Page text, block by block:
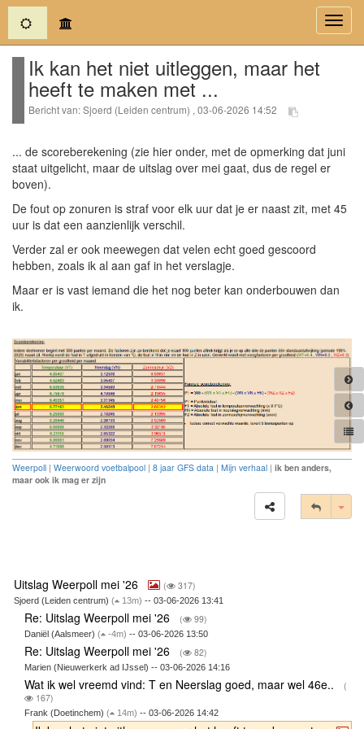
(current)
Ik kan het niet uitleggen, maar het
heeft te maken met ...
Bericht van: Sjoerd (Leiden centrum) , 03-06-2026 14:52
... de scoreberekening (zie hier onder, met de opmerking dat juni
staat uitgelicht, maar de uitslag over mei gaat, dus de regel er
boven).
De fout op zonuren is straf voor elk uur dat je er naast zit, met 45
uur is dat een aanzienlijk verschil.
Verder zal er ook meewegen dat velen echt goed gescoord
hebben, zoals ik al aan gaf in het verslagje.
Maar er is vast iemand die het nog beter kan onderbouwen dan
ik.
Weerpoll | Weerwoord voetbalpool | 8 jaar GFS data | Mijn verhaal | ik ben anders,
maar ook ik mag er zijn
Uitslag Weerpoll mei '26 ( 317)
Sjoerd (Leiden centrum) ( 13m) -- 03-06-2026 13:41
Re: Uitslag Weerpoll mei '26 ( 99)
Daniël (Aalsmeer) ( -4m) -- 03-06-2026 13:50
Re: Uitslag Weerpoll mei '26 ( 82)
Marien (Nieuwerkerk ad IJssel) -- 03-06-2026 14:16
Wat ik wel vreemd vind: T en Neerslag goed, maar wel 46e..
(
167)
Frank (Doetinchem) ( 14m) -- 03-06-2026 14:42